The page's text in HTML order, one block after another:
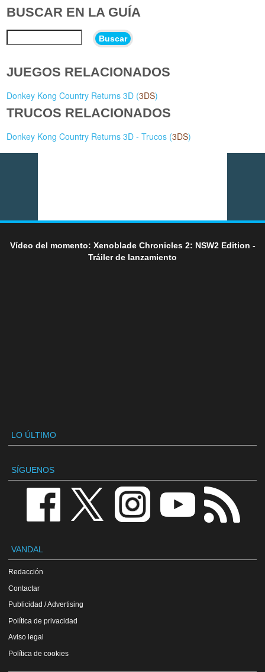
BUSCAR EN LA GUÍA
Buscar
JUEGOS RELACIONADOS
Donkey Kong Country Returns 3D (3DS)
TRUCOS RELACIONADOS
Donkey Kong Country Returns 3D - Trucos (3DS)
Vídeo del momento: Xenoblade Chronicles 2: NSW2 Edition -
Tráiler de lanzamiento
LO ÚLTIMO
SÍGUENOS
VANDAL
Redacción
Contactar
Publicidad / Advertising
Política de privacidad
Aviso legal
Política de cookies